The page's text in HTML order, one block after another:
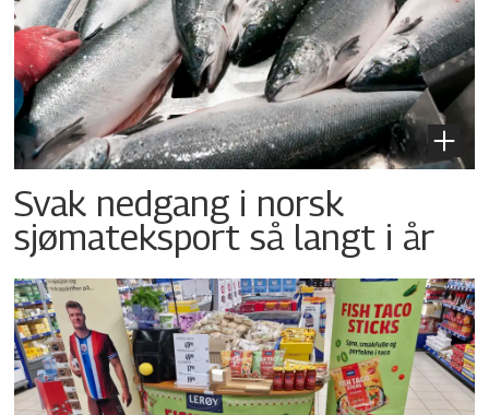
Svak nedgang i norsk
sjømateksport så langt i år